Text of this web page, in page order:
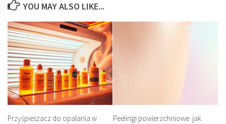
YOU MAY ALSO LIKE...
Przyśpieszacz do opalania w
Peelingi powierzchniowe: jak